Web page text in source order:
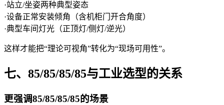
·站立/坐姿两种典型姿态
·设备正常安装倾角（含机柜门开合角度）
·典型车间灯光（正顶灯/侧灯/逆光）
这样才能把“理论可视角”转化为“现场可用性”。
七、85/85/85/85与工业选型的关系
更强调85/85/85/85的场景